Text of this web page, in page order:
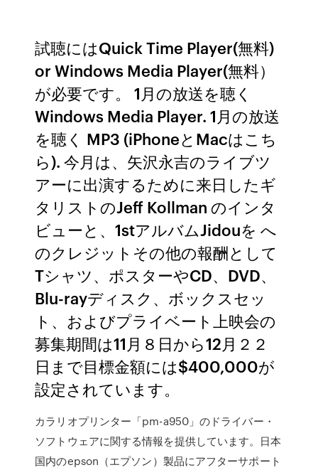
試聴にはQuick Time Player(無料)
or Windows Media Player(無料）
が必要です。 1月の放送を聴く
Windows Media Player. 1月の放送
を聴く MP3 (iPhoneとMacはこち
ら). 今月は、矢沢永吉のライブツ
アーに出演するために来日したギ
タリストのJeff Kollman のインタ
ビューと、1stアルバムJidouを へ
のクレジットその他の報酬として
Tシャツ、ポスターやCD、DVD、
Blu-rayディスク、ボックスセッ
ト、およびプライベート上映会の
募集期間は11月８日から12月２２
日まで目標金額には$400,000が
設定されています。
カラリオプリンター「pm-a950」のドライバー・
ソフトウェアに関する情報を提供しています。日本
国内のepson（エプソン）製品にアフターサポート